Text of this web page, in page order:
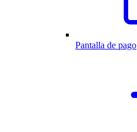
Pantalla de pago